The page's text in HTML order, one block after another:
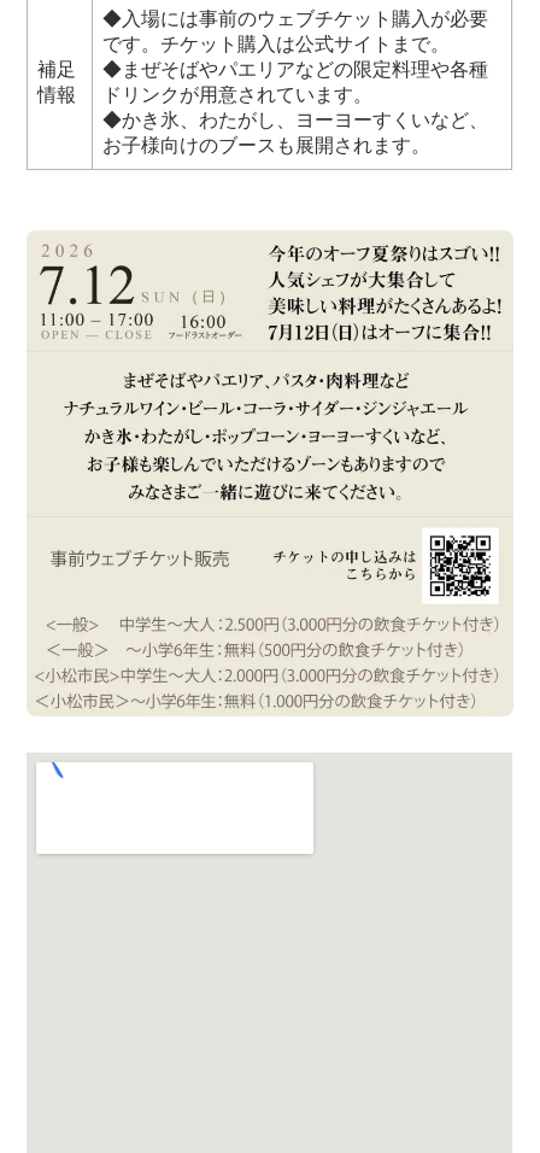
補足
情報
◆入場には事前のウェブチケット購入が必要
です。チケット購入は公式サイトまで。
◆まぜそばやパエリアなどの限定料理や各種
ドリンクが用意されています。
◆かき氷、わたがし、ヨーヨーすくいなど、
お子様向けのブースも展開されます。